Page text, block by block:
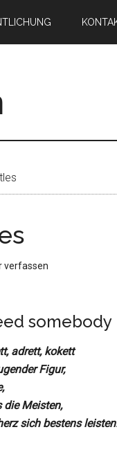
verfassen
somebody
adrett, kokett
Figur,
die Meisten,
sich bestens